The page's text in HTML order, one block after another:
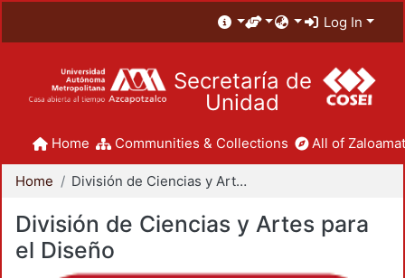
Log In
Secretaría de
Unidad
Home Communities & Collections All of
Home División de Ciencias y Artes para el Diseño
División de Ciencias y Artes para
el Diseño